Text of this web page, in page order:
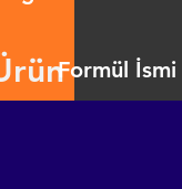
Formül İsmi